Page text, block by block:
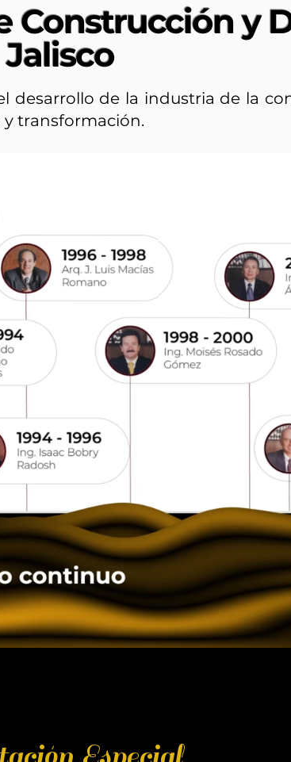
Construcción y
Jalisco
desarrollo de la industria de la
transformación.